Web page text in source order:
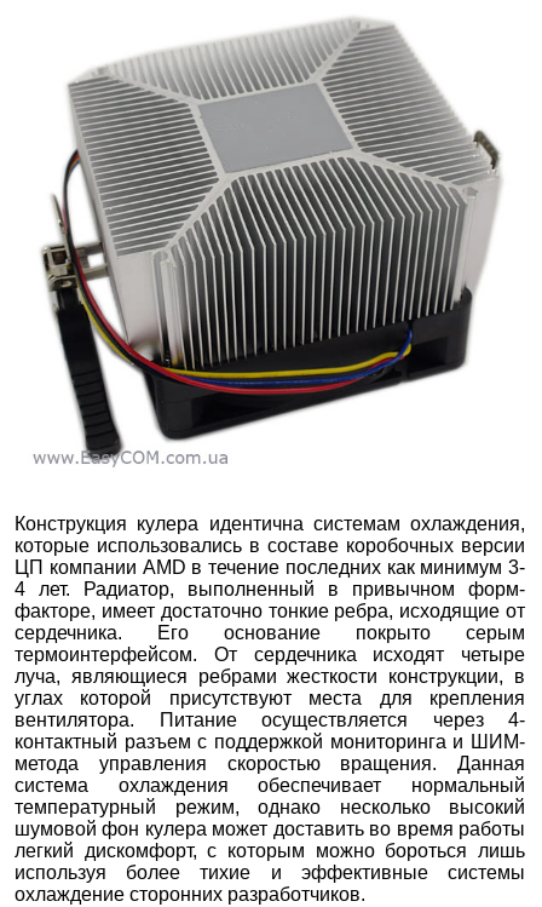
Конструкция кулера идентична системам охлаждения,
которые использовались в составе коробочных версии
ЦП компании AMD в течение последних как минимум 3-
4 лет. Радиатор, выполненный в привычном форм-
факторе, имеет достаточно тонкие ребра, исходящие от
сердечника. Его основание покрыто серым
термоинтерфейсом. От сердечника исходят четыре
луча, являющиеся ребрами жесткости конструкции, в
углах которой присутствуют места для крепления
вентилятора. Питание осуществляется через 4-
контактный разъем с поддержкой мониторинга и ШИМ-
метода управления скоростью вращения. Данная
система охлаждения обеспечивает нормальный
температурный режим, однако несколько высокий
шумовой фон кулера может доставить во время работы
легкий дискомфорт, с которым можно бороться лишь
используя более тихие и эффективные системы
охлаждение сторонних разработчиков.